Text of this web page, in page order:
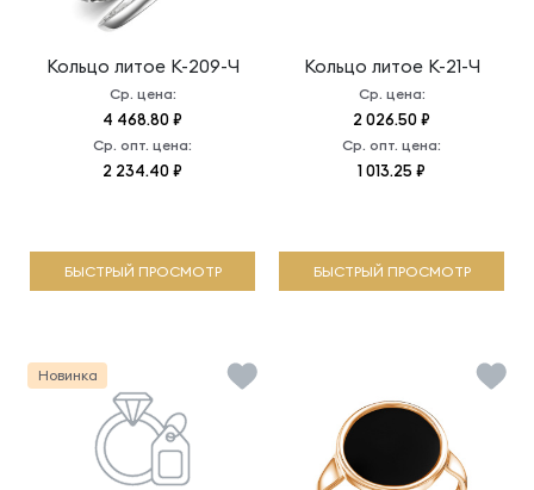
Кольцо литое К-209-Ч
Ср. цена:
4 468.80 ₽
Ср. опт. цена:
2 234.40 ₽
БЫСТРЫЙ ПРОСМОТР
Кольцо литое К-21-Ч
Ср. цена:
2 026.50 ₽
Ср. опт. цена:
1 013.25 ₽
БЫСТРЫЙ ПРОСМОТР
Новинка